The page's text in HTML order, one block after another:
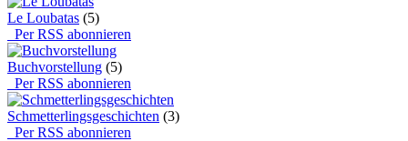
Le Loubatas (5)
Per RSS abonnieren
Buchvorstellung (5)
Per RSS abonnieren
Schmetterlingsgeschichten (3)
Per RSS abonnieren